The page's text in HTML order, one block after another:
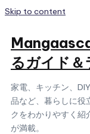
Skip to content
るガイド
家電、キッチン、
品など、暮らしに役
クをわかりやすく紹
が満載。